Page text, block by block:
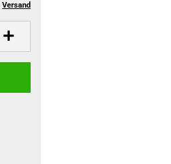
Versand